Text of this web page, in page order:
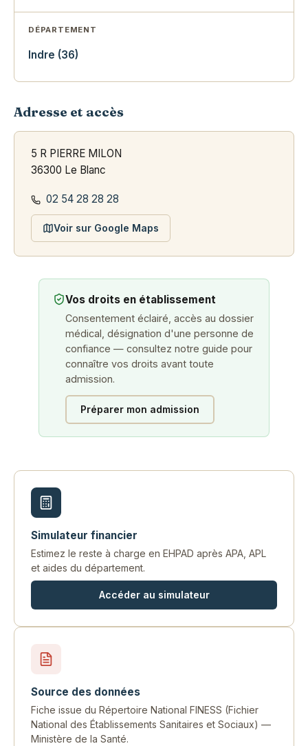
DÉPARTEMENT
Indre (36)
Adresse et accès
5 R PIERRE MILON
36300 Le Blanc
02 54 28 28 28
Voir sur Google Maps
Vos droits en établissement
Consentement éclairé, accès au dossier
médical, désignation d'une personne de
confiance — consultez notre guide pour
connaître vos droits avant toute
admission.
Préparer mon admission
Simulateur financier
Estimez le reste à charge en EHPAD après APA, APL
et aides du département.
Accéder au simulateur
Source des données
Fiche issue du Répertoire National FINESS (Fichier
National des Établissements Sanitaires et Sociaux) —
Ministère de la Santé.